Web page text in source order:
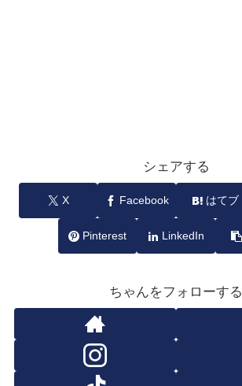
シェアする
X Facebook はてブ
Pinterest LinkedIn
ちゃんをフォローする